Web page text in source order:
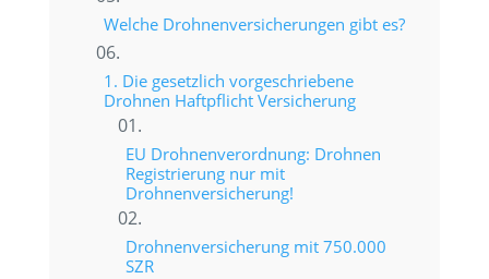
Welche Drohnenversicherungen gibt es?
1. Die gesetzlich vorgeschriebene
Drohnen Haftpflicht Versicherung
EU Drohnenverordnung: Drohnen
Registrierung nur mit
Drohnenversicherung!
Drohnenversicherung mit 750.000
SZR